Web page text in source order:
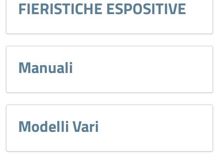
FIERISTICHE ESPOSITIVE
Manuali
Modelli Vari